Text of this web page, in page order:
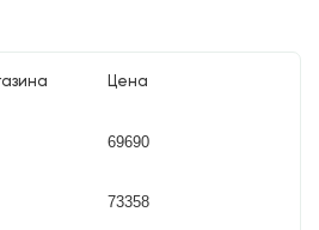
Цена
69690
73358